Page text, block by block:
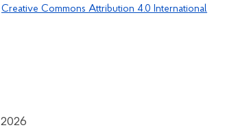
Creative Commons Attribution 4.0 International
2026